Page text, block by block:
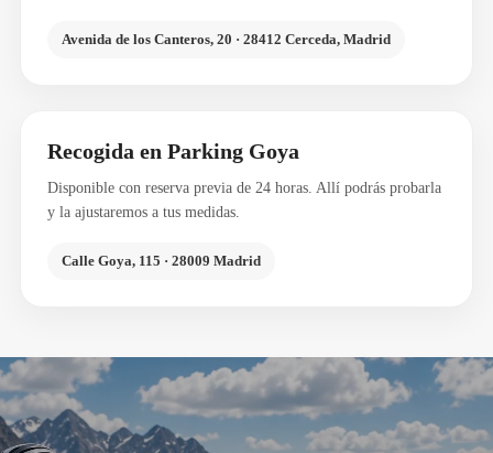
Avenida de los Canteros, 20 · 28412 Cerceda, Madrid
Recogida en Parking Goya
Disponible con reserva previa de 24 horas. Allí podrás probarla
y la ajustaremos a tus medidas.
Calle Goya, 115 · 28009 Madrid